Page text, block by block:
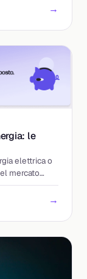
→
le
elettrica o
mercato
→